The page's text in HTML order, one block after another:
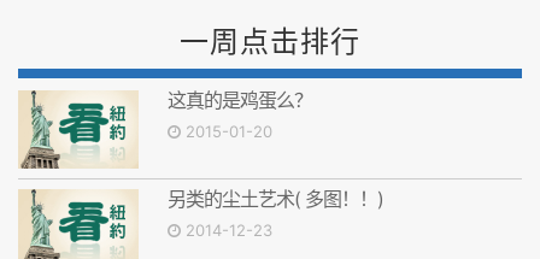
一周点击排行
这真的是鸡蛋么？
2015-01-20
另类的尘土艺术( 多图！！)
2014-12-23